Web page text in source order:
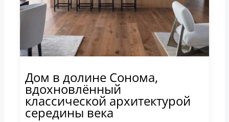
Дом в долине Сонома,
вдохновлённый
классической архитектурой
середины века